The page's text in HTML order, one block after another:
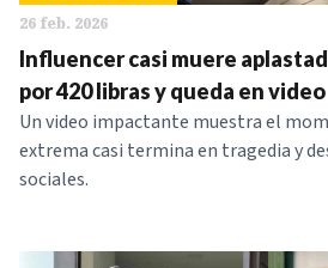
26 feb. 2026
Influencer casi muere
por 420 libras y queda en video
Un video impactante muestra el
extrema casi termina en tragedia y
sociales.